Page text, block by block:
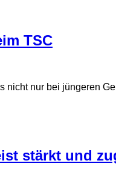
TSC
nicht nur bei jüngeren
stärkt und